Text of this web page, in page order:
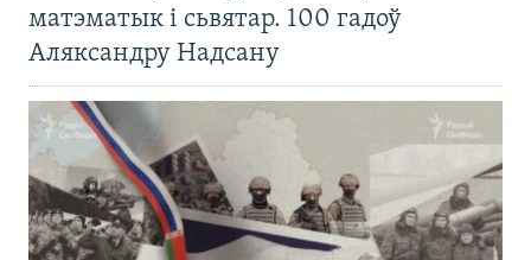
матэматык і сьвятар. 100 гадоў
Аляксандру Надсану